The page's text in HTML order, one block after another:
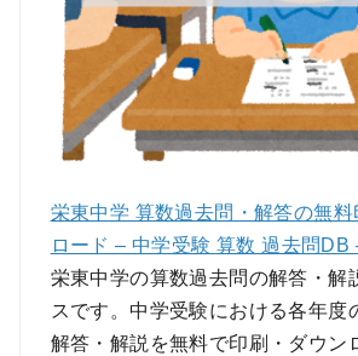
栄東中学 算数過去問・解答の無料
ロード – 中学受験 算数 過去問DB
栄東中学の算数過去問の解答・解
スです。中学受験における各年度
解答・解説を無料で印刷・ダウン